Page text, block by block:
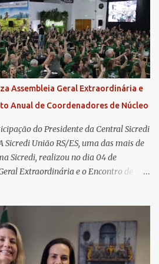
Assembleia Geral Extraordinária e
Anual de Coordenadores de Núcleo
do Presidente da Central Sicredi
Sicredi União RS/ES, uma das mais de
Sicredi, realizou no dia 04 de
Extraordinária e o Encontro de
em Santa Rosa/RS com
os coordenadores capixabas, que
de Itapemirim / ES. Durante a
foram debatidas e aprovadas